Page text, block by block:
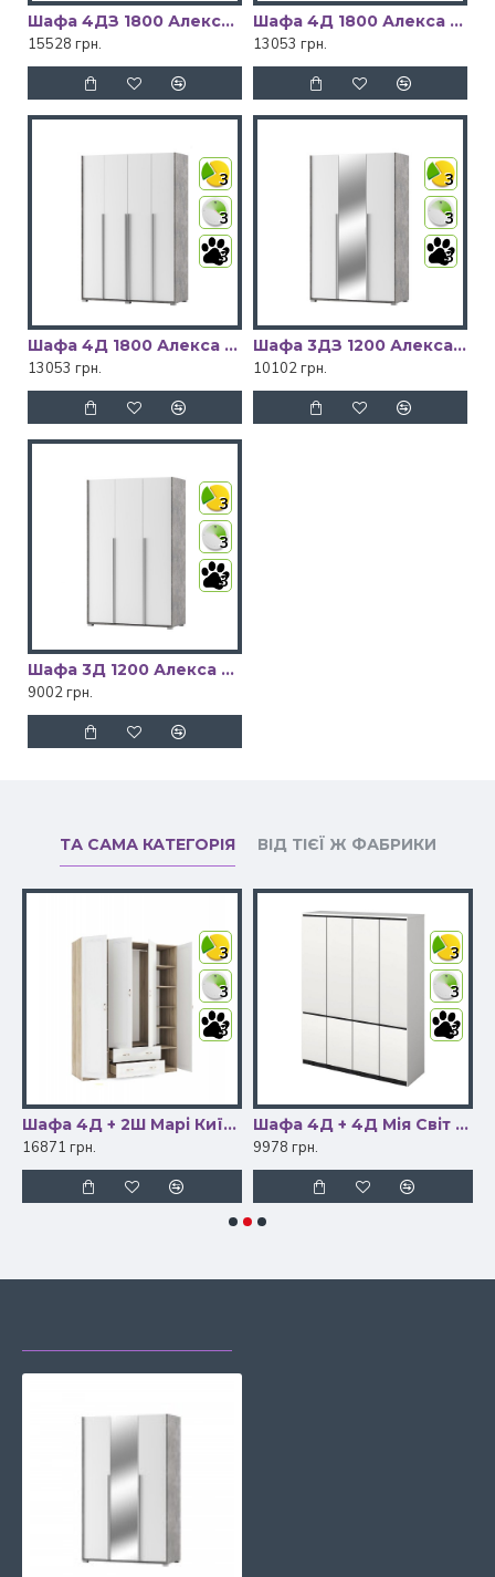
Шафа 4ДЗ 1800 Алекса Світ Меблів
15528 грн.
Шафа 4Д 1800 Алекса Світ Меблів
13053 грн.
3
3
3
Шафа 4Д 1800 Алекса Світ Меблів
13053 грн.
3
3
3
Шафа 3ДЗ 1200 Алекса Світ Меблів
10102 грн.
3
3
3
Шафа 3Д 1200 Алекса Світ Меблів
9002 грн.
ТА САМА КАТЕГОРІЯ ВІД ТІЄЇ Ж ФАБРИКИ
3
3
3
Шафа 4Д + 2Ш Марі Київський Стандарт
16871 грн.
3
3
3
Шафа 4Д + 4Д Мія Світ Меблів
9978 грн.